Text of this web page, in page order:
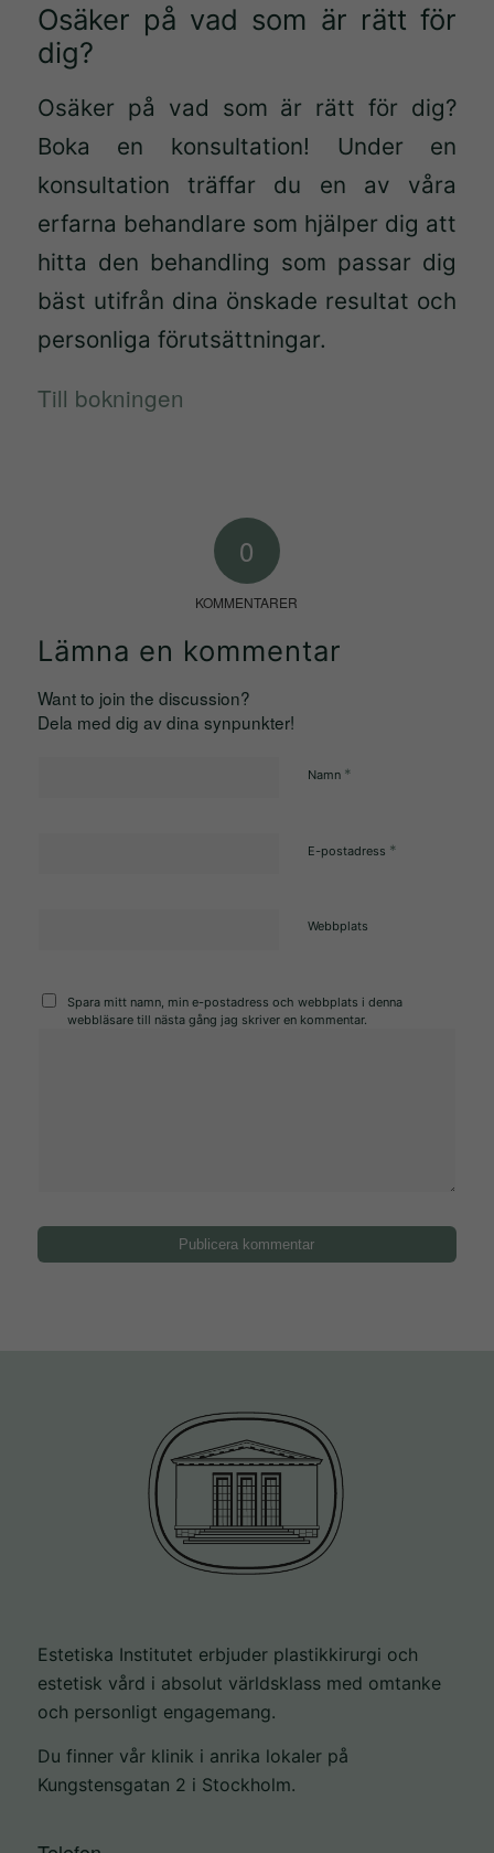
Osäker på vad som är rätt för
dig?
Osäker på vad som är rätt för dig?
Boka en konsultation! Under en
konsultation träffar du en av våra
erfarna behandlare som hjälper dig att
hitta den behandling som passar dig
bäst utifrån dina önskade resultat och
personliga förutsättningar.
Till bokningen
0
KOMMENTARER
Lämna en kommentar
Want to join the discussion?
Dela med dig av dina synpunkter!
Namn *
E-postadress *
Webbplats
Spara mitt namn, min e-postadress och webbplats i denna
webbläsare till nästa gång jag skriver en kommentar.
Estetiska Institutet erbjuder plastikkirurgi och
estetisk vård i absolut världsklass med omtanke
och personligt engagemang.
Du finner vår klinik i anrika lokaler på
Kungstensgatan 2 i Stockholm.
hemsida ska
möjligt under
ditt besök.
Om du nekar
de här
kakorna
funktionalitet
att försvinna
från
se personligt
erbjudanden.